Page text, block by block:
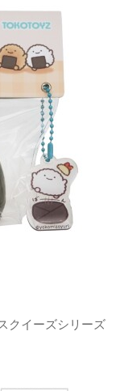
クイーズシリーズ